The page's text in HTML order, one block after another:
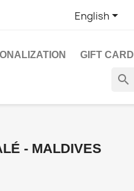
English
GIFT CARD
search
- MALDIVES